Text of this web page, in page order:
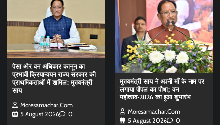
पेसा और वन अधिकार कानून का
प्रभावी क्रियान्वयन राज्य सरकार की
प्राथमिकताओं में शामिल: मुख्यमंत्री
साय
Moresamachar.com
5 August 2026
0
मुख्यमंत्री साय ने अपनी माँ के नाम पर
लगाया पीपल का पौधा; वन
महोत्सव-2026 का हुआ शुभारंभ
Moresamachar.com
5 August 2026
0